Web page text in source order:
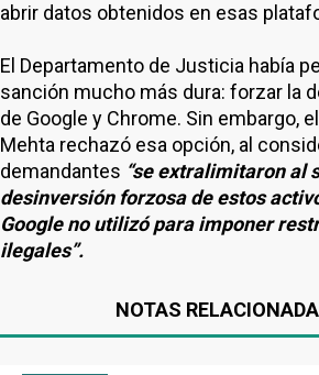
abrir datos obtenidos en esas
El Departamento de Justicia había
sanción mucho más dura: forzar la
de Google y Chrome. Sin embargo,
Mehta rechazó esa opción, al
demandantes “se extralimitaron al
desinversión forzosa de estos
Google no utilizó para imponer
ilegales”.
NOTAS